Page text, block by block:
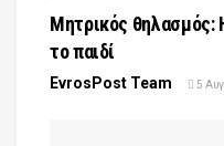
Μητρικός θηλασμός:
το παιδί
EvrosPost Team 5